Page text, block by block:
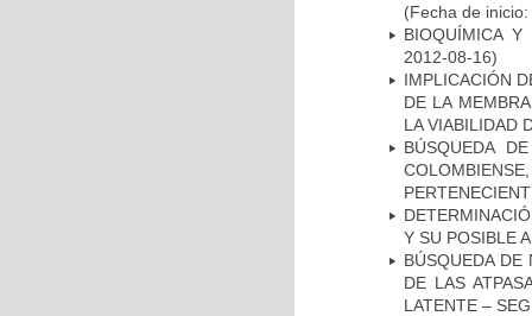
(Fecha de
BIOQUÍMICA Y
2012-08-16)
IMPLICACIÓN
DE LA
LA VIABILIDAD
BÚSQUEDA
Y SU POSIBLE
BÚSQUEDA DE
DE LAS
LATENTE –